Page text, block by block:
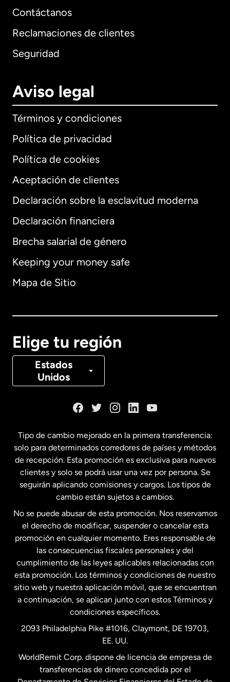
Contáctanos
Reclamaciones de clientes
Seguridad
Aviso legal
Términos y condiciones
Política de privacidad
Política de cookies
Aceptación de clientes
Declaración sobre la esclavitud moderna
Declaración financiera
Brecha salarial de género
Keeping your money safe
Mapa de Sitio
Elige tu región
Estados
Unidos
Internacional English
Alemania
Canadá Français
Estados Unidos English
Estados Unidos Español
Francia
Malasia
Nueva Zelanda
Países Bajos
Tipo de cambio mejorado en la primera transferencia:
solo para determinados corredores de países y métodos
de recepción. Esta promoción es exclusiva para nuevos
clientes y solo se podrá usar una vez por persona. Se
seguirán aplicando comisiones y cargos. Los tipos de
cambio están sujetos a cambios.
No se puede abusar de esta promoción. Nos reservamos
el derecho de modificar, suspender o cancelar esta
promoción en cualquier momento. Eres responsable de
las consecuencias fiscales personales y del
cumplimiento de las leyes aplicables relacionadas con
esta promoción. Los términos y condiciones de nuestro
sitio web y nuestra aplicación móvil, que se encuentran
a continuación, se aplican junto con estos Términos y
condiciones específicos.
2093 Philadelphia Pike #1016, Claymont, DE 19703,
EE. UU.
WorldRemit Corp. dispone de licencia de empresa de
transferencias de dinero concedida por el